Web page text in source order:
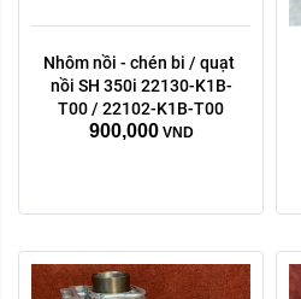
Nhôm nồi - chén bi / quạt
nồi SH 350i 22130-K1B-
T00 / 22102-K1B-T00
900,000 VND
Phụ tùng máy:
Lòng bạc piston